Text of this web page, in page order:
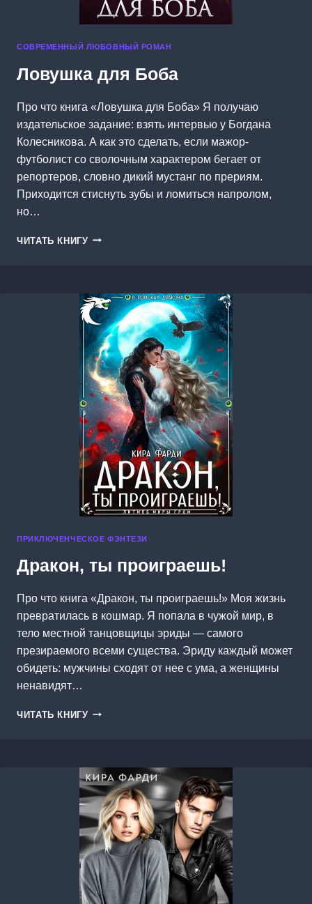
СОВРЕМЕННЫЙ ЛЮБОВНЫЙ РОМАН
Ловушка для Боба
Про что книга «Ловушка для Боба» Я получаю
издательское задание: взять интервью у Богдана
Колесникова. А как это сделать, если мажор-
футболист со сволочным характером бегает от
репортеров, словно дикий мустанг по прериям.
Приходится стиснуть зубы и ломиться напролом,
но…
ЧИТАТЬ КНИГУ ЛОВУШКА
ПРИКЛЮЧЕНЧЕСКОЕ ФЭНТЕЗИ
Дракон, ты проиграешь!
Про что книга «Дракон, ты проиграешь!» Моя жизнь
превратилась в кошмар. Я попала в чужой мир, в
тело местной танцовщицы эриды — самого
презираемого всеми существа. Эриду каждый может
обидеть: мужчины сходят от нее с ума, а женщины
ненавидят…
ЧИТАТЬ КНИГУ ДРАКОН,